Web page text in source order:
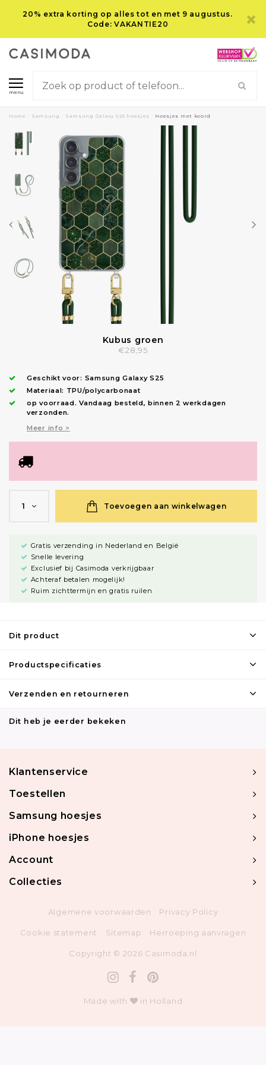
20% extra korting op alles tot en met 9 augustus.
Code: VAKANTIE20
menu
Home Samsung Samsung Galaxy S25 hoesjes Hoesjes met koord
Kubus groen
€28,95
Geschikt voor: Samsung Galaxy S25
Materiaal: TPU/polycarbonaat
op voorraad.Vandaag besteld, binnen 2 werkdagen
verzonden.
Meer info >
1 Toevoegen aan winkelwagen
Gratis verzending in Nederland en België
Snelle levering
Exclusief bij Casimoda verkrijgbaar
Achteraf betalen mogelijk!
Ruim zichttermijn en gratis ruilen
Dit product
Productspecificaties
Verzenden en retourneren
Dit heb je eerder bekeken
Klantenservice
Toestellen
Samsung hoesjes
iPhone hoesjes
Account
Collecties
Algemene voorwaarden Privacy Policy
Cookie statement Sitemap Herroeping aanvragen
Copyright © 2026 Casimoda.nl
Made with in Holland